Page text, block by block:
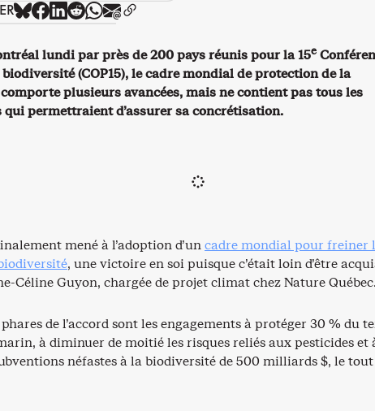
lundi par près de 200 pays réunis pour la 15e
biodiversité (COP15), le cadre mondial de protection de la
plusieurs avancées, mais ne contient pas tous les
qui permettraient d’assurer sa concrétisation.
mené à l’adoption d’uncadre mondial pour freiner
, une victoire en soi puisque c’était loin d’être
Céline Guyon, chargée de projet climat chez Nature Québec.
phares de l’accord sont les engagements à protéger 30 % du
à diminuer de moitié les risques reliés aux pesticides et
néfastes à la biodiversité de 500 milliards $, le tout